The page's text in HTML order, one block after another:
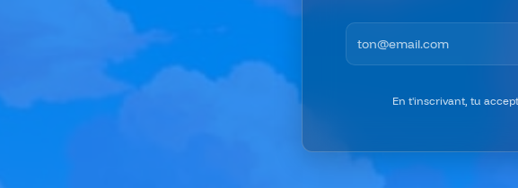
Adresse email pour
En t'inscrivant, tu